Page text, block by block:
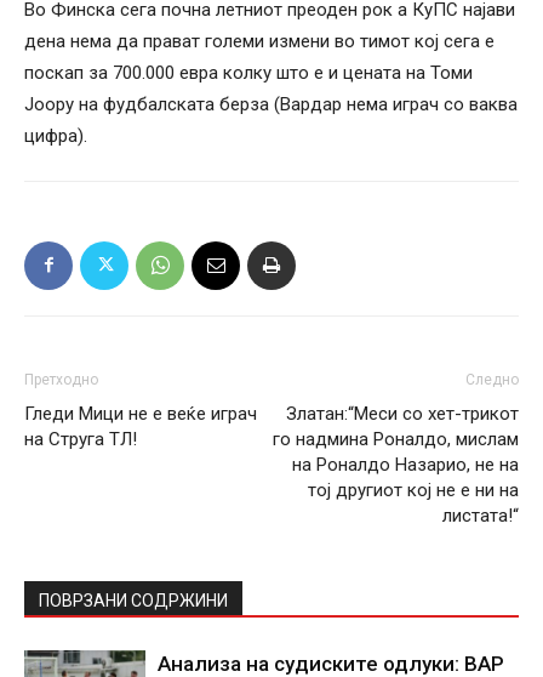
Во Финска сега почна летниот преоден рок а КуПС најави
дена нема да прават големи измени во тимот кој сега е
поскап за 700.000 евра колку што е и цената на Томи
Јоору на фудбалската берза (Вардар нема играч со ваква
цифра).
Претходно
Гледи Мици не е веќе играч
на Струга ТЛ!
Следно
Златан:“Меси со хет-трикот
го надмина Роналдо, мислам
на Роналдо Назарио, не на
тој другиот кој не е ни на
листата!“
ПОВРЗАНИ СОДРЖИНИ
Анализа на судиските одлуки: ВАР